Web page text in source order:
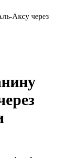
Аксу через